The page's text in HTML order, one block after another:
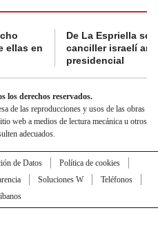
ellas en
De La Espriella se
canciller israelí
presidencial
derechos reservados.
de las reproducciones y usos de las obras
web a medios de lectura mecánica u otros
adecuados.
de Datos
Política de cookies
Soluciones W
Teléfonos